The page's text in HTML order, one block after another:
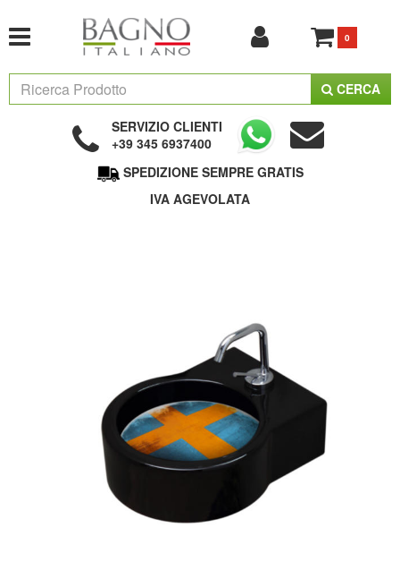
0
CERCA
SERVIZIO CLIENTI
+39 345 6937400
SPEDIZIONE SEMPRE GRATIS
IVA AGEVOLATA